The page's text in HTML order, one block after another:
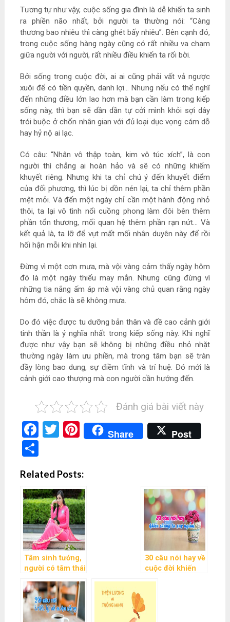
Tương tự như vậy, cuộc sống gia đình là dễ khiến ta sinh
ra phiền não nhất, bởi người ta thường nói: “Càng
thương bao nhiêu thì càng ghét bấy nhiêu”. Bên cạnh đó,
trong cuộc sống hàng ngày cũng có rất nhiều va chạm
giữa người với người, rất nhiều điều khiến ta rối bời.
Bởi sống trong cuộc đời, ai ai cũng phải vất vả ngược
xuôi để có tiền quyền, danh lợi… Nhưng nếu có thể nghĩ
đến những điều lớn lao hơn mà bạn cần làm trong kiếp
sống này, thì bạn sẽ dần dần tự cởi mình khỏi sợi dây
trói buộc ở chốn nhân gian với đủ loại dục vọng cám dỗ
hay hỷ nộ ai lạc.
Có câu: “Nhân vô thập toàn, kim vô túc xích”, là con
người thì chẳng ai hoàn hảo và sẽ có những khiếm
khuyết riêng. Nhưng khi ta chỉ chú ý đến khuyết điểm
của đối phương, thì lúc bị dồn nén lại, ta chỉ thêm phần
mệt mỏi. Và đến một ngày chỉ cần một hành động nhỏ
thôi, ta lại vô tình nổi cuồng phong làm đôi bên thêm
phần tổn thương, mối quan hệ thêm phần rạn nứt… Và
kết quả là, ta lỡ để vụt mất mối nhân duyên này để rồi
hối hận mỗi khi nhìn lại.
Đừng vì một cơn mưa, mà vội vàng cảm thấy ngày hôm
đó là một ngày thiếu may mắn. Nhưng cũng đừng vì
những tia nắng ấm áp mà vội vàng chủ quan rằng ngày
hôm đó, chắc là sẽ không mưa.
Do đó việc được tu dưỡng bản thân và đề cao cảnh giới
tinh thần là ý nghĩa nhất trong kiếp sống này. Khi nghĩ
được như vậy bạn sẽ không bị những điều nhỏ nhặt
thường ngày làm ưu phiền, mà trong tâm bạn sẽ tràn
đầy lòng bao dung, sự điềm tĩnh và trí huệ. Đó mới là
cảnh giới cao thượng mà con người cần hướng đến.
Đánh giá bài viết này
Facebook
Twitter
Pinterest
Share Post
Related Posts:
Tâm sinh tướng,
người có tâm thái
mệnh ắt sẽ tốt
đẹp
30 câu nói hay về
cuộc đời khiến